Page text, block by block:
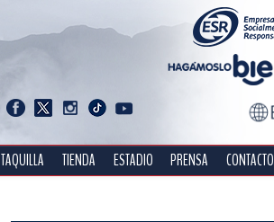
TAQUILLA TIENDA ESTADIO PRENSA CONTACTO